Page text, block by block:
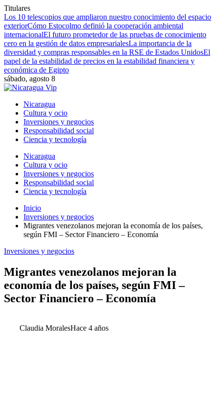
Titulares
Los 10 telescopios que ampliaron nuestro conocimiento del espacio
exteriorCómo Estocolmo definió la cooperación ambiental
internacionalEl futuro prometedor de las pruebas de conocimiento
cero en la gestión de datos empresarialesLa importancia de la
diversidad y compras responsables en la RSE de Estados UnidosEl
papel de la estabilidad de precios en la estabilidad financiera y
económica de Egipto
sábado, agosto 8
Nicaragua
Cultura y ocio
Inversiones y negocios
Responsabilidad social
Ciencia y tecnología
Nicaragua
Cultura y ocio
Inversiones y negocios
Responsabilidad social
Ciencia y tecnología
Inicio
Inversiones y negocios
Migrantes venezolanos mejoran la economía de los países,
según FMI – Sector Financiero – Economía
Inversiones y negocios
Migrantes venezolanos mejoran la
economía de los países, según FMI –
Sector Financiero – Economía
Claudia MoralesHace 4 años